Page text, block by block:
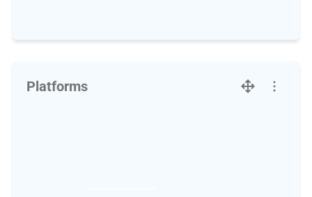
Platforms